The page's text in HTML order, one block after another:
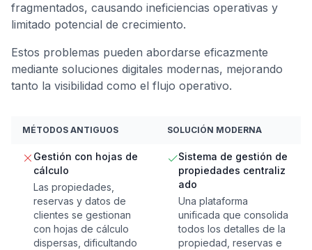
fragmentados, causando ineficiencias operativas y
limitado potencial de crecimiento.
Estos problemas pueden abordarse eficazmente
mediante soluciones digitales modernas, mejorando
tanto la visibilidad como el flujo operativo.
MÉTODOS ANTIGUOS SOLUCIÓN MODERNA
Gestión con hojas de
cálculo
Las propiedades,
reservas y datos de
clientes se gestionan
con hojas de cálculo
dispersas, dificultando
Sistema de gestión de
propiedades centraliz
ado
Una plataforma
unificada que consolida
todos los detalles de la
propiedad, reservas e